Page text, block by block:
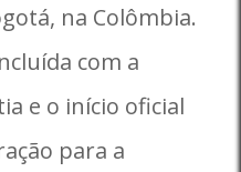
na Colômbia.
com a
e o início oficial
para a